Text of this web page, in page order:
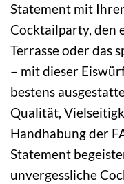
Statement mit
Cocktailparty, den
Terrasse oder das
– mit dieser
bestens
Qualität,
Handhabung der
Statement
unvergessliche